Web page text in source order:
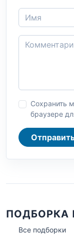
Сохранить
браузере
ПОДБОРКА
Все подборки